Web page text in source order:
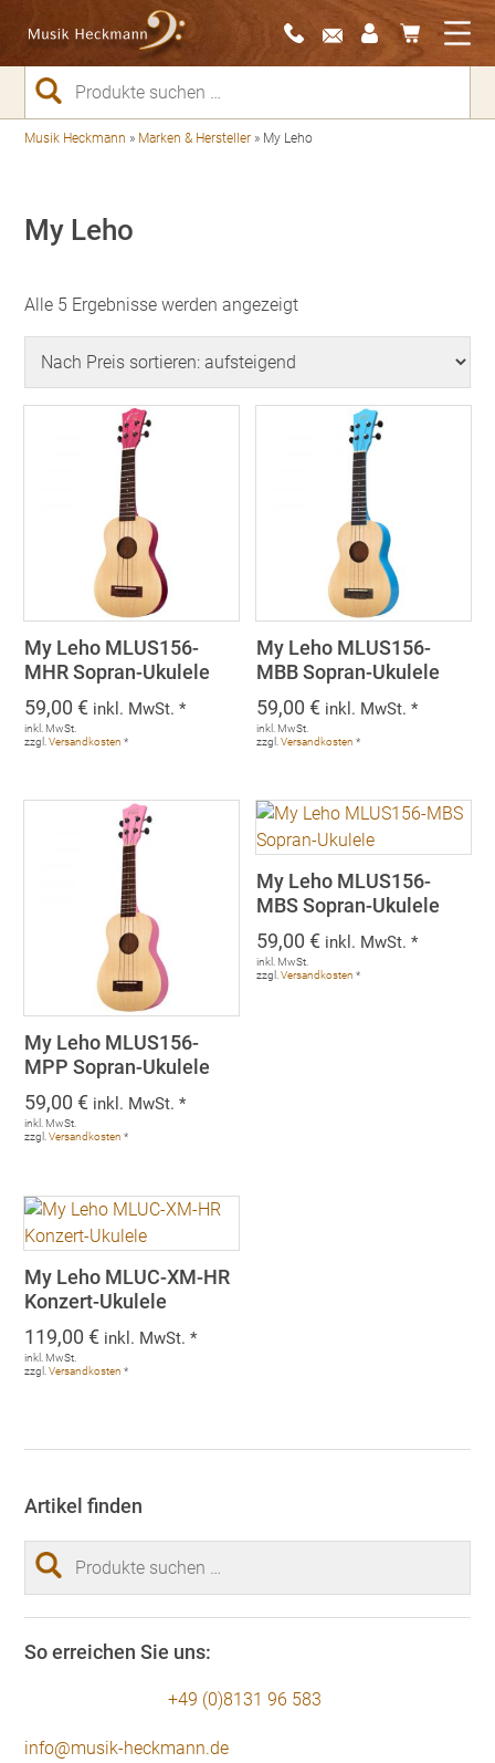
Suchen
nach:
Musik Heckmann » Marken & Hersteller » My Leho
My Leho
Alle 5 Ergebnisse werden angezeigtNach
aufsteigend
My Leho MLUS156-
MHR Sopran-Ukulele
59,00€ inkl. MwSt. *
inkl. MwSt.
zzgl.Versandkosten *
My Leho MLUS156-
MBB Sopran-Ukulele
59,00€ inkl. MwSt. *
inkl. MwSt.
zzgl.Versandkosten *
My Leho MLUS156-
MPP Sopran-Ukulele
59,00€ inkl. MwSt. *
inkl. MwSt.
zzgl.Versandkosten *
My Leho MLUS156-
MBS Sopran-Ukulele
59,00€ inkl. MwSt. *
inkl. MwSt.
zzgl.Versandkosten *
My Leho MLUC-XM-HR
Konzert-Ukulele
119,00€ inkl. MwSt. *
inkl. MwSt.
zzgl.Versandkosten *
Artikel finden
Suchen
nach:
So erreichen Sie uns:
+49 (0)8131 96 583
info@musik-heckmann.de